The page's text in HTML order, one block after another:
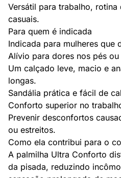
Versátil para trabalho,
casuais.
Para quem é indicada
Indicada para mulheres que
Alívio para dores nos pés
Um calçado leve, macio e
longas.
Sandália prática e fácil de
Conforto superior no
Prevenir desconfortos
ou estreitos.
Como ela contribui para o
A palmilha Ultra Conforto
da pisada, reduzindo